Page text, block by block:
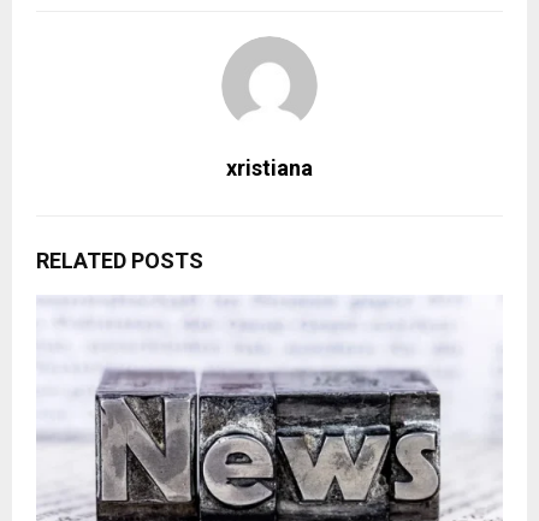
xristiana
RELATED POSTS